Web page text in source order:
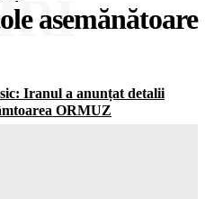
asemănătoare
Iranul a anunțat detalii
ORMUZ